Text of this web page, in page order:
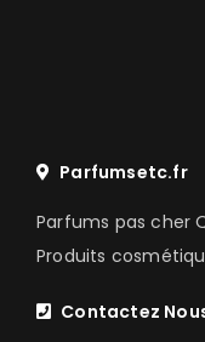
Parfumsetc.fr
Parfums pas cher
Produits
Contactez